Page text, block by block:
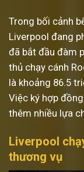
Trong bối cảnh
Liverpool đang
đã bắt đầu đàm
thủ chạy cánh
là khoảng 86.5
Việc ký hợp
thêm nhiều lựa
Liverpool
thương vụ